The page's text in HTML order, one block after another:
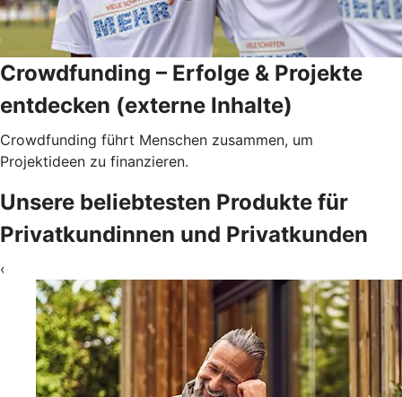
Crowdfunding – Erfolge & Projekte
entdecken (externe Inhalte)
Crowdfunding führt Menschen zusammen, um
Projektideen zu finanzieren.
Unsere beliebtesten Produkte für
Privatkundinnen und Privatkunden
‹